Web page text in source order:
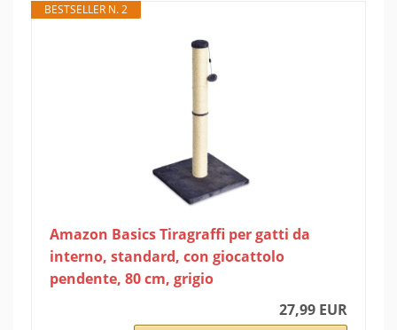
BESTSELLER N. 2
Amazon Basics Tiragraffi per gatti da
interno, standard, con giocattolo
pendente, 80 cm, grigio
27,99 EUR